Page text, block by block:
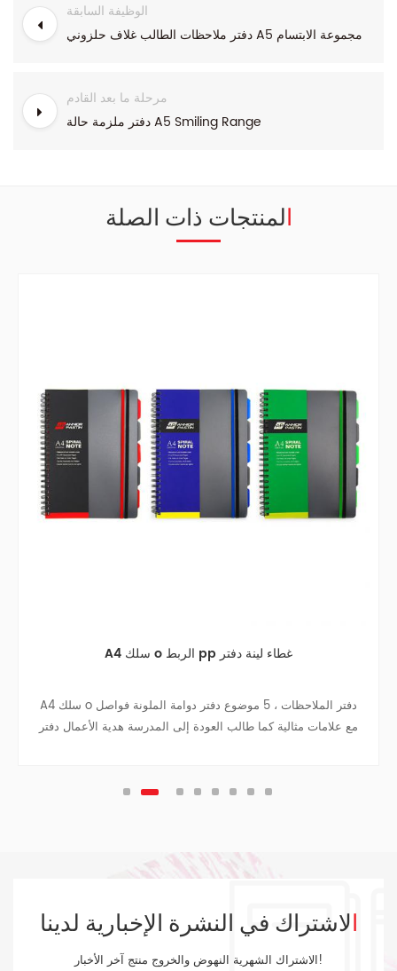
الوظيفة السابقة
دفتر ملاحظات الطالب غلاف حلزوني A5 مجموعة الابتسام
مرحلة ما بعد القادم
دفتر ملزمة حالة A5 Smiling Range
المنتجات ذات الصلة
A4 سلك o الربط pp غطاء لينة دفتر
A4 سلك o دفتر الملاحظات ، 5 موضوع دفتر دوامة الملونة فواصل
مع علامات مثالية كما طالب العودة إلى المدرسة هدية الأعمال دفتر
الاشتراك في النشرة الإخبارية لدينا
الاشتراك الشهرية النهوض والخروج منتج آخر الأخبار!